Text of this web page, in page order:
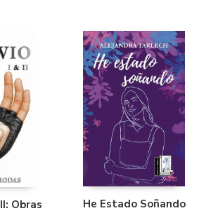
Obras
He Estado Soñando